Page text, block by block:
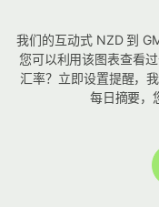
我们的互动式 NZD 到
您可以利用该图表查看
汇率？立即设置提醒，
每日摘要，